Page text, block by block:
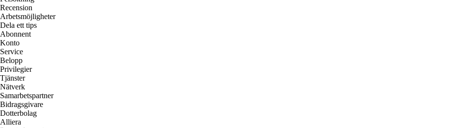
Recension
Arbetsmöjligheter
Dela ett tips
Abonnent
Konto
Service
Belopp
Privilegier
Tjänster
Nätverk
Samarbetspartner
Bidragsgivare
Dotterbolag
Alliera